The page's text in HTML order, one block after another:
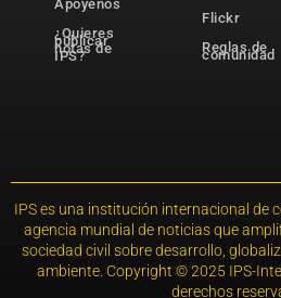
Apóyenos
¿Quieres
publicar
notas de
IPS?
Flickr
Reglas de
comunidad
IPS es una institución internacional de
agencia mundial de noticias que
sociedad civil sobre desarrollo,
ambiente. Copyright © 2025 IPS-
derechos